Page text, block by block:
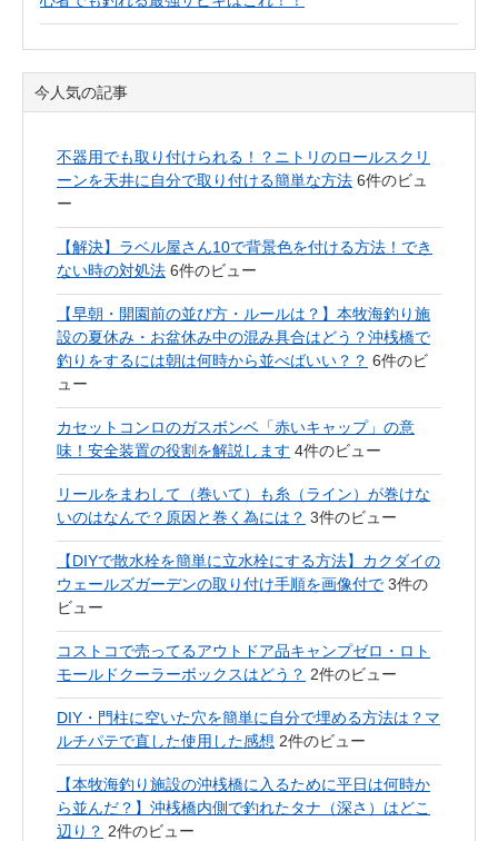
今人気の記事
不器用でも取り付けられる！？ニトリのロールスクリ
ーンを天井に自分で取り付ける簡単な方法 6件のビュ
ー
【解決】ラベル屋さん10で背景色を付ける方法！でき
ない時の対処法 6件のビュー
【早朝・開園前の並び方・ルールは？】本牧海釣り施
設の夏休み・お盆休み中の混み具合はどう？沖桟橋で
釣りをするには朝は何時から並べばいい？？ 6件のビ
ュー
カセットコンロのガスボンベ「赤いキャップ」の意
味！安全装置の役割を解説します 4件のビュー
リールをまわして（巻いて）も糸（ライン）が巻けな
いのはなんで？原因と巻く為には？ 3件のビュー
【DIYで散水栓を簡単に立水栓にする方法】カクダイの
ウェールズガーデンの取り付け手順を画像付で 3件の
ビュー
コストコで売ってるアウトドア品キャンプゼロ・ロト
モールドクーラーボックスはどう？ 2件のビュー
DIY・門柱に空いた穴を簡単に自分で埋める方法は？マ
ルチパテで直した使用した感想 2件のビュー
【本牧海釣り施設の沖桟橋に入るために平日は何時か
ら並んだ？】沖桟橋内側で釣れたタナ（深さ）はどこ
辺り？ 2件のビュー